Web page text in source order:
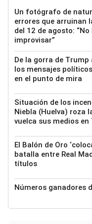
Un fotógrafo de
errores que arruinan
del 12 de agosto:
improvisar”
De la gorra de Trump
los mensajes
en el punto de mira
Situación de los
Niebla (Huelva) roza
vuelca sus medios en
El Balón de Oro
batalla entre Real
títulos
Números ganadores